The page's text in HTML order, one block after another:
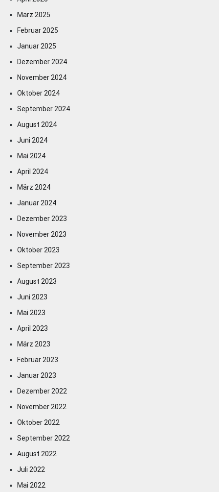
März 2025
Februar 2025
Januar 2025
Dezember 2024
November 2024
Oktober 2024
September 2024
August 2024
Juni 2024
Mai 2024
April 2024
März 2024
Januar 2024
Dezember 2023
November 2023
Oktober 2023
September 2023
August 2023
Juni 2023
Mai 2023
April 2023
März 2023
Februar 2023
Januar 2023
Dezember 2022
November 2022
Oktober 2022
September 2022
August 2022
Juli 2022
Mai 2022